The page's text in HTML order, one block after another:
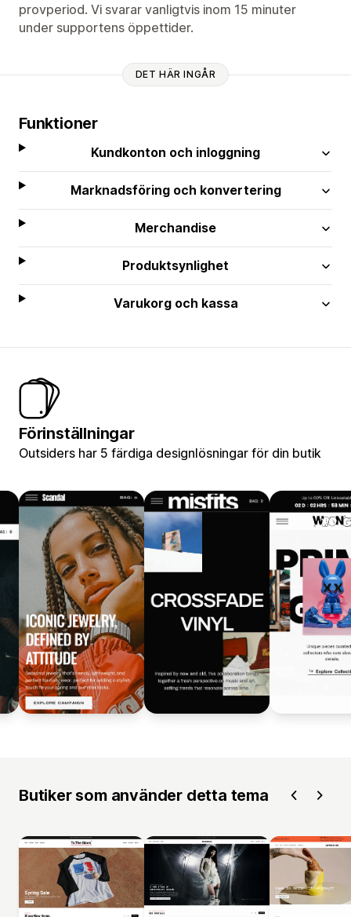
provperiod. Vi svarar vanligtvis inom 15 minuter
under supportens öppettider.
DET HÄR INGÅR
Funktioner
Kundkonton och inloggning
Marknadsföring och konvertering
Merchandise
Produktsynlighet
Varukorg och kassa
Förinställningar
Outsiders har 5 färdiga designlösningar för din butik
Butiker som använder detta tema